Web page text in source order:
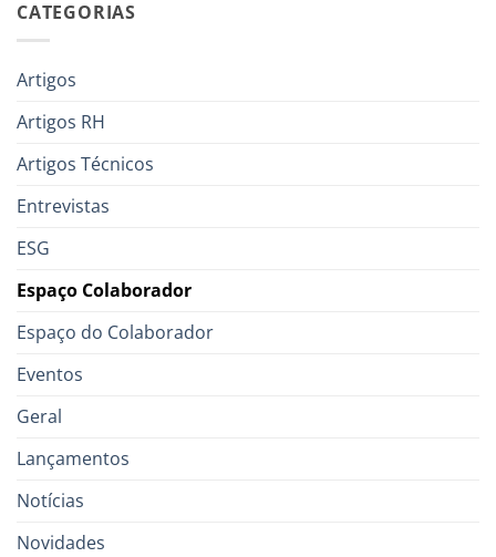
CATEGORIAS
Artigos
Artigos RH
Artigos Técnicos
Entrevistas
ESG
Espaço Colaborador
Espaço do Colaborador
Eventos
Geral
Lançamentos
Notícias
Novidades